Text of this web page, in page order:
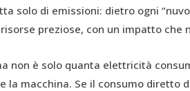
solo di emissioni: dietro ogni
preziose, con un impatto che
non è solo quanta elettricità
la macchina. Se il consumo diretto